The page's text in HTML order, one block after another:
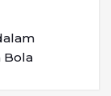
Bola